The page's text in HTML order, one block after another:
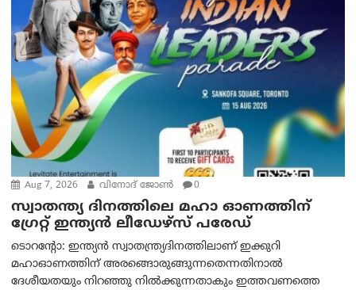
Aug 7, 2026 വിനോദ് ജോൺ 0
സ്വാതന്ത്യ ദിനത്തിലെ മഹാ ഓണത്തിന്
ഗ്രേറ്റ് ഇന്ത്യൻ ലീഡേഴ്സ് പരേഡ്
ടൊറന്റോ: ഇന്ത്യൻ സ്വാതന്ത്ര്യദിനത്തിലാണ് ഇക്കുറി
മഹാഓണത്തിന് അരങ്ങൊരുങ്ങുന്നതെന്നതിനാൽ
ദേശീയതയും നിറഞ്ഞു നിൽക്കുന്നതാകും ഇത്തവണത്തെ